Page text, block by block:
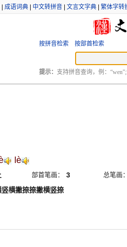
成语词典 中文转拼音 文言文字典 繁体字转
按拼音检索 按部首检索
提示： 支持拼音查询，例：
lè
部首笔画： 3
总笔画
竖横撇捺捺撇横竖捺